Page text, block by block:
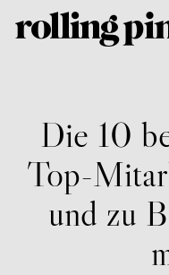
Die 10
Top-
und zu